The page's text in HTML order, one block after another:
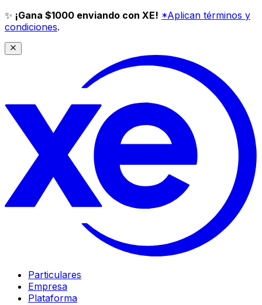
✨ ¡Gana $1000 enviando con XE! *Aplican términos y
condiciones.
Particulares
Empresa
Plataforma